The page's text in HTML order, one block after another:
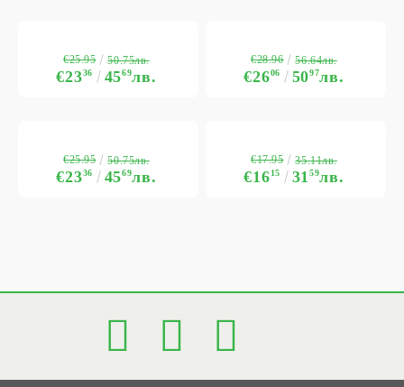
€2336 4569лв.
€25.95 50.75лв.
€2606 5097лв.
€28.96 56.64лв.
€2336 4569лв.
€25.95 50.75лв.
€1615 3159лв.
€17.95 35.11лв.